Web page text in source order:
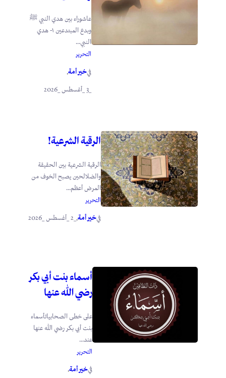
عاشوراء بين هدي النبي ﷺ
وبدع المبتدعين ١- هدي
النبي...
التحرير
فيخير أمة.
الرقية الشرعية!
الرقية الشرعية بين الحقيقة
والضلالحين يصبح الخوف من
المرض أعظم...
التحرير
فيخير أمة.
أسماء بنت أبي بكر
رضي الله عنها
على خطى الصحابياتأسماء
بنت أبي بكر رضي الله عنها
عند...
التحرير
فيخير أمة.